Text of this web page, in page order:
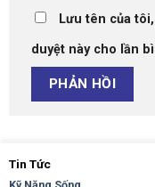
Lưu tên của
duyệt này cho lần
Tin Tức